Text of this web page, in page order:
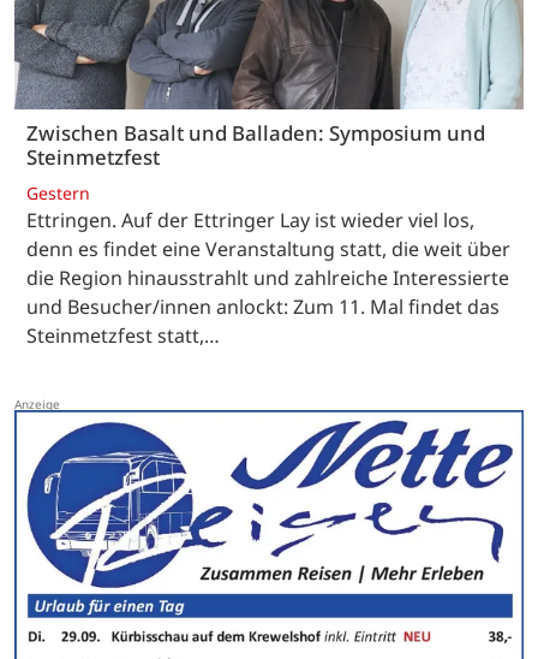
Zwischen Basalt und Balladen: Symposium und
Steinmetzfest
Gestern
Ettringen. Auf der Ettringer Lay ist wieder viel los,
denn es findet eine Veranstaltung statt, die weit über
die Region hinausstrahlt und zahlreiche Interessierte
und Besucher/innen anlockt: Zum 11. Mal findet das
Steinmetzfest statt,…